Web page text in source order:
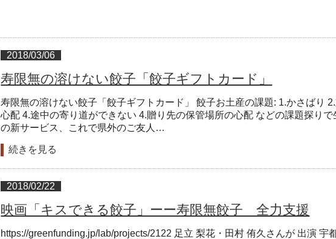
2018/03/06
寿限無の溶けない餃子「餃子ギフトカード」
寿限無の溶けない餃子「餃子ギフトカード」 餃子お土産の課題: 1.かさばり
心配 4.途中の寄り道ができない 4.贈り先の保管場所の心配 などの課題探り
の新サービス、これで県外のご友人…
続きを見る
2018/02/22
映画「キスできる餃子」ーー寿限無餃子 全力支援
https://greenfunding.jp/lab/projects/2122 足立 梨花・田村 侑久さんが 出演 宇